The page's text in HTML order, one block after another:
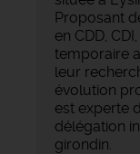
Proposant
en CDD,
temporaire
leur
évolution
est experte
délégation
girondin.